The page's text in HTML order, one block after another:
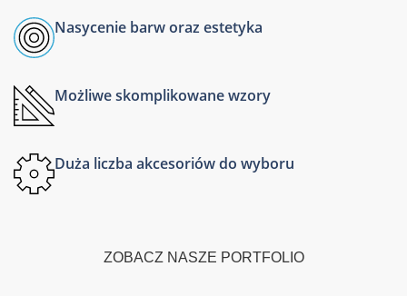
Nasycenie barw oraz estetyka
Możliwe skomplikowane wzory
Duża liczba akcesoriów do wyboru
ZOBACZ NASZE PORTFOLIO